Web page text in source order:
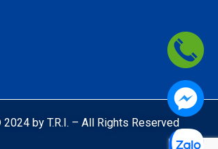
by T.R.I. – All Rights Reserved